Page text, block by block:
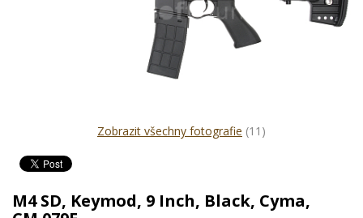
Zobrazit všechny fotografie (11)
M4 SD, Keymod, 9 Inch, Black, Cyma,